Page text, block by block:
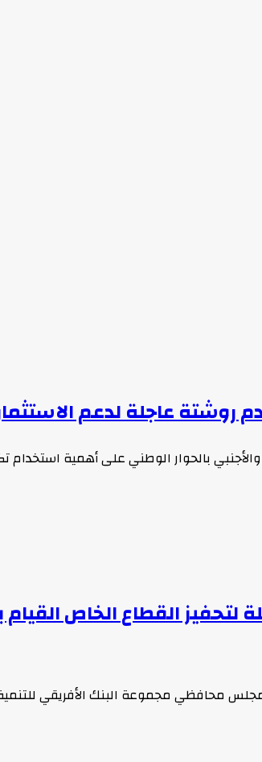
روشتة عاجلة لدعم
بالحوار الوطني على أهمية
القطاع الخاص القيام
محافظي مجموعة البنك الأفريقي